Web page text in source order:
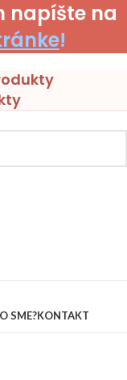
napíšte na
!
SME?KONTAKT